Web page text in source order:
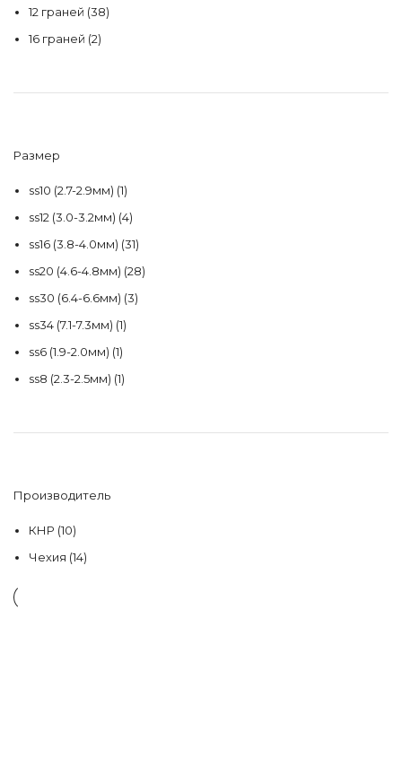
12 граней (38)
16 граней (2)
Размер
ss10 (2.7-2.9мм) (1)
ss12 (3.0-3.2мм) (4)
ss16 (3.8-4.0мм) (31)
ss20 (4.6-4.8мм) (28)
ss30 (6.4-6.6мм) (3)
ss34 (7.1-7.3мм) (1)
ss6 (1.9-2.0мм) (1)
ss8 (2.3-2.5мм) (1)
Производитель
КНР (10)
Чехия (14)